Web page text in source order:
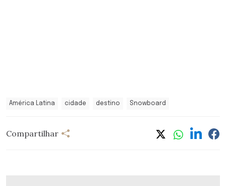
América Latina cidade destino Snowboard
Compartilhar